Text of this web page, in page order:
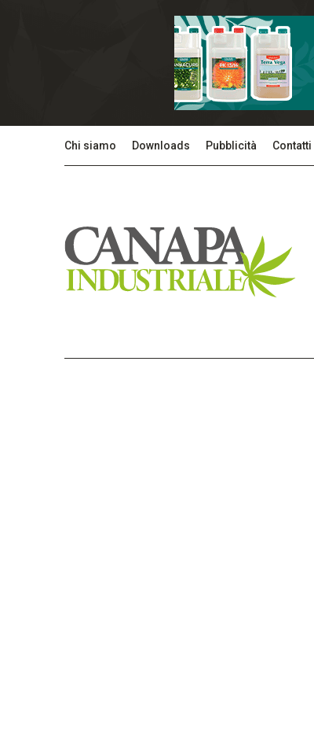
Chi siamo Downloads Pubblicità Contatti